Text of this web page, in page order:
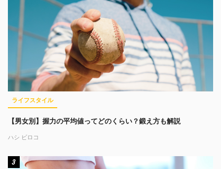
ライフスタイル
【男女別】握力の平均値ってどのくらい？鍛え方も解説
ハシ ビロコ
3